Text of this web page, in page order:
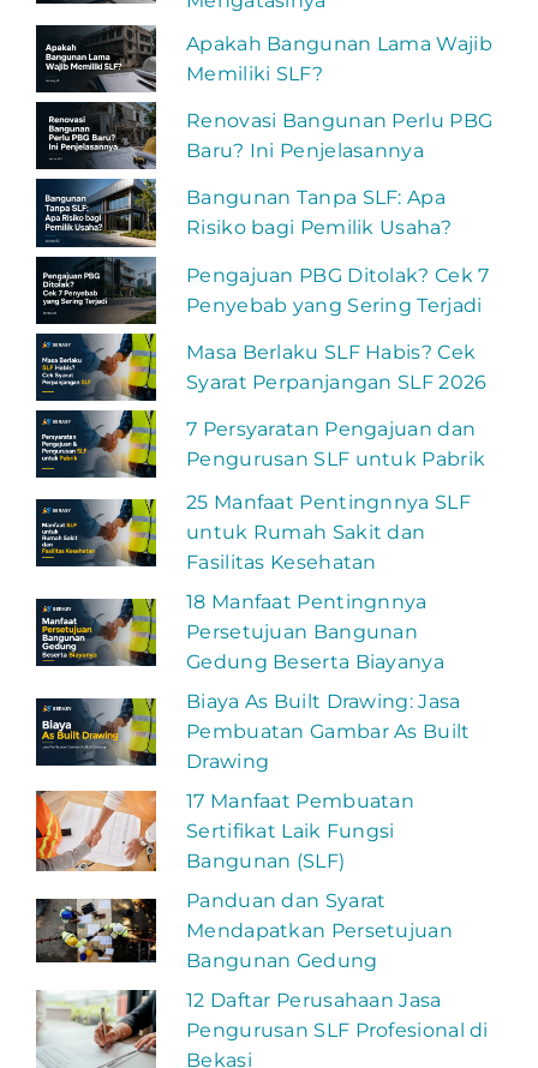
Apakah Bangunan Lama Wajib
Memiliki SLF?
Renovasi Bangunan Perlu PBG
Baru? Ini Penjelasannya
Bangunan Tanpa SLF: Apa
Risiko bagi Pemilik Usaha?
Pengajuan PBG Ditolak? Cek 7
Penyebab yang Sering Terjadi
Masa Berlaku SLF Habis? Cek
Syarat Perpanjangan SLF 2026
7 Persyaratan Pengajuan dan
Pengurusan SLF untuk Pabrik
25 Manfaat Pentingnnya SLF
untuk Rumah Sakit dan
Fasilitas Kesehatan
18 Manfaat Pentingnnya
Persetujuan Bangunan
Gedung Beserta Biayanya
Biaya As Built Drawing: Jasa
Pembuatan Gambar As Built
Drawing
17 Manfaat Pembuatan
Sertifikat Laik Fungsi
Bangunan (SLF)
Panduan dan Syarat
Mendapatkan Persetujuan
Bangunan Gedung
12 Daftar Perusahaan Jasa
Pengurusan SLF Profesional di
Bekasi